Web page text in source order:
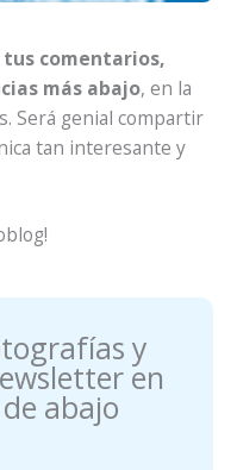
comentarios,
más abajo, en la
Será genial compartir
tan interesante y
y
en
abajo